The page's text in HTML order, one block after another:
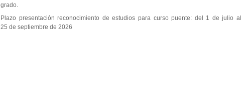
grado.
Plazo presentación reconocimiento de estudios para curso puente: del 1 de julio al
25 de septiembre de 2026